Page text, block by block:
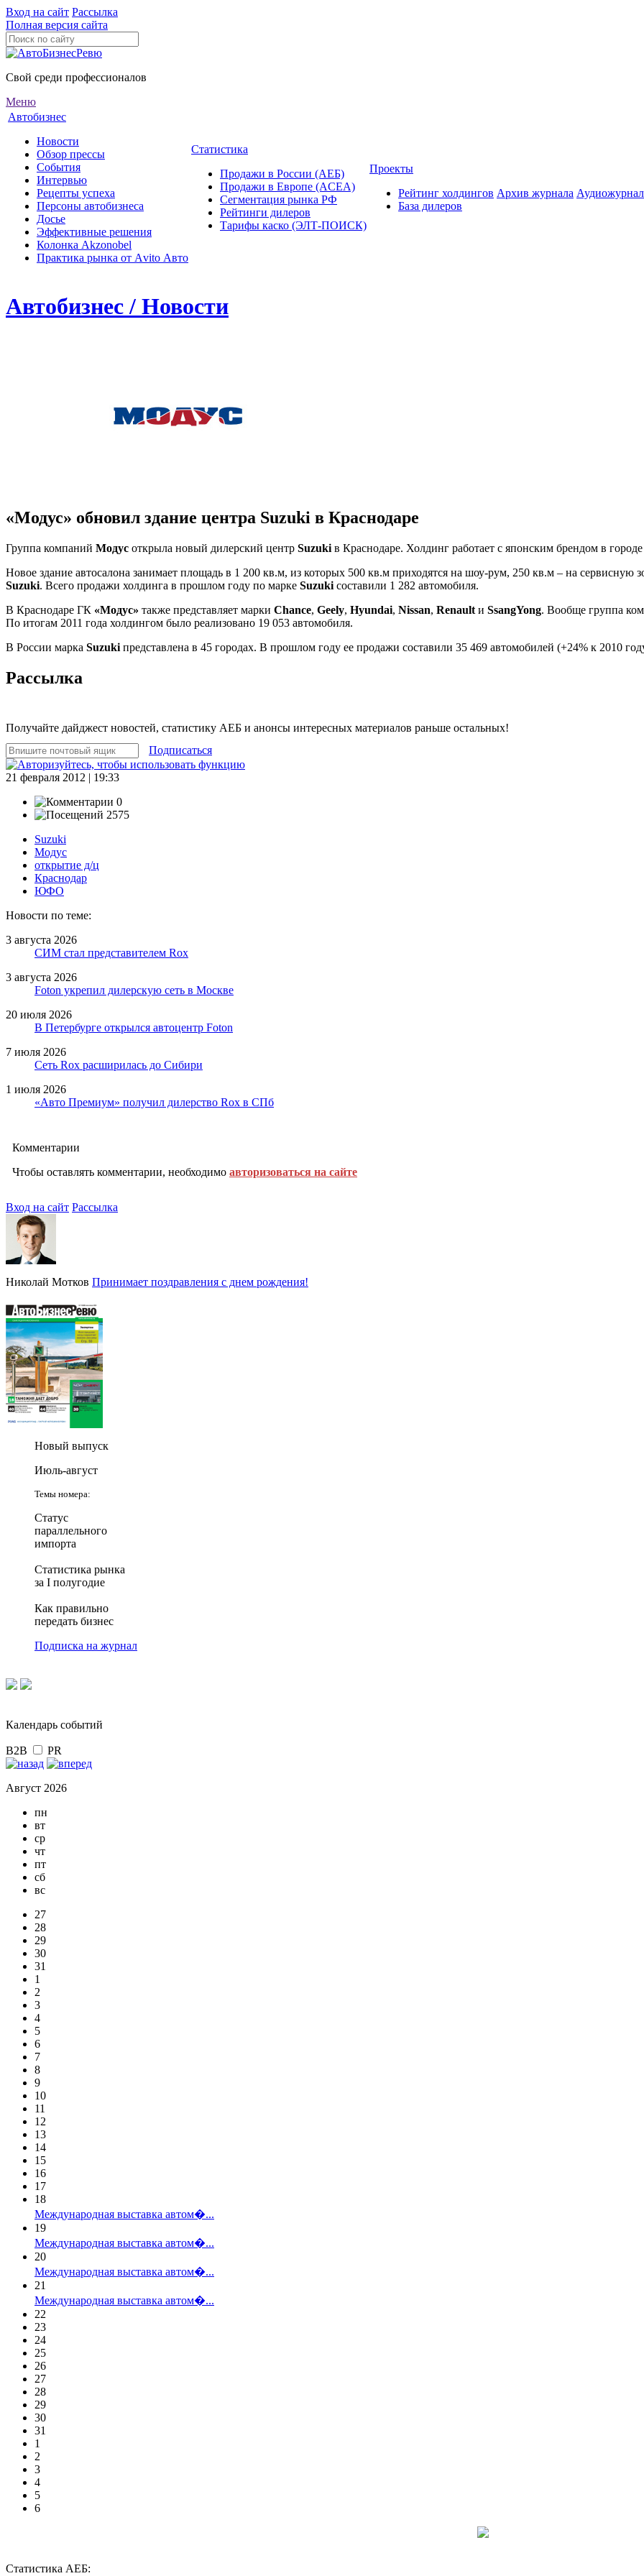
Вход на сайт Рассылка
Полная версия сайта
Свой среди профессионалов
Меню
Автобизнес
Новости
Обзор прессы
События
Интервью
Рецепты успеха
Персоны автобизнеса
Досье
Эффективные решения
Колонка Akzonobel
Практика рынка от Аvito Авто
Статистика
Продажи в России (АЕБ)
Продажи в Европе (ACEA)
Сегментация рынка РФ
Рейтинги дилеров
Тарифы каско (ЭЛТ-ПОИСК)
Проекты
Рейтинг холдингов
База дилеров
Архив журнала Аудиожурнал
Автобизнес / Новости
«Модус» обновил здание центра Suzuki в Краснодаре
Группа компаний Модус открыла новый дилерский центр Suzuki в Краснодаре. Холдинг работает с японским брендом в городе
Новое здание автосалона занимает площадь в 1 200 кв.м, из которых 500 кв.м приходятся на шоу-рум, 250 кв.м – на сервисную
Suzuki. Всего продажи холдинга в прошлом году по марке Suzuki составили 1 282 автомобиля.
В Краснодаре ГК «Модус» также представляет марки Chance, Geely, Hyundai, Nissan, Renault и SsangYong. Вообще группа
По итогам 2011 года холдингом было реализовано 19 053 автомобиля.
В России марка Suzuki представлена в 45 городах. В прошлом году ее продажи составили 35 469 автомобилей (+24% к 2010
Рассылка
Получайте дайджест новостей, статистику АЕБ и анонсы интересных материалов раньше остальных!
Подписаться
21 февраля 2012 | 19:33
0
2575
Suzuki
Модус
открытие д/ц
Краснодар
ЮФО
Новости по теме:
3 августа 2026
СИМ стал представителем Rox
3 августа 2026
Foton укрепил дилерскую сеть в Москве
20 июля 2026
В Петербурге открылся автоцентр Foton
7 июля 2026
Сеть Rox расширилась до Сибири
1 июля 2026
«Авто Премиум» получил дилерство Rox в СПб
Комментарии
Чтобы оставлять комментарии, необходимо авторизоваться на сайте
Вход на сайт Рассылка
Николай Мотков Принимает поздравления с днем рождения!
Новый выпуск
Июль-август
Темы номера:
Статус
параллельного
импорта
Статистика рынка
за I полугодие
Как правильно
передать бизнес
Подписка на журнал
Календарь событий
B2B PR
Август 2026
пн
вт
ср
чт
пт
сб
вс
27
28
29
30
31
1
2
3
4
5
6
7
8
9
10
11
12
13
14
15
16
17
18
Международная выставка автом�...
19
Международная выставка автом�...
20
Международная выставка автом�...
21
Международная выставка автом�...
22
23
24
25
26
27
28
29
30
31
1
2
3
4
5
6
Статистика АЕБ: